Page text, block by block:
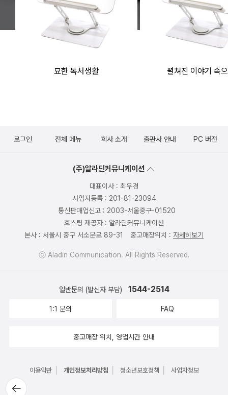
묘한 독서생활 펼쳐진 이야기 속
뒤로가
로그인 전체 메뉴 회사 소개 출판사 안내 PC 버전
(주)알라딘커뮤니케이션
대표이사 : 최우경
사업자등록 : 201-81-23094
통신판매업신고 : 2003-서울중구-01520
호스팅 제공자 : 알라딘커뮤니케이션
본사 : 서울시 중구 서소문로 89-31
중고매장위치 : 자세히보기
ⓒ Aladin Communication. All Rights Reserved.
일반문의 (발신자 부담) 1544-2514
1:1 문의 FAQ
중고매장 위치, 영업시간 안내
이용약관 개인정보처리방침 청소년보호정책 사업자정보